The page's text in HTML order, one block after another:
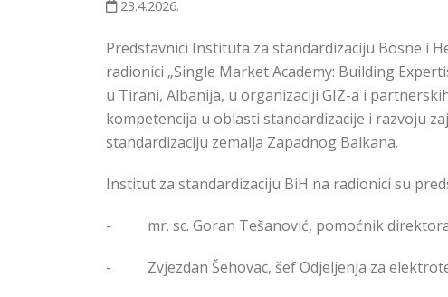
23.4.2026.
Predstavnici Instituta za standardizaciju Bosne i
radionici „Single Market Academy: Building
u Tirani, Albanija, u organizaciji GIZ-a i
kompetencija u oblasti standardizacije i razvoju
standardizaciju zemalja Zapadnog Balkana.
Institut za standardizaciju BiH na radionici su
- mr. sc. Goran Tešanović, pomoćnik
- Zvjezdan Šehovac, šef Odjeljenja za